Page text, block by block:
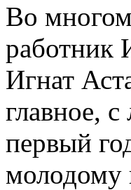
Во многом
работник
Игнат
главное,
первый
молодому